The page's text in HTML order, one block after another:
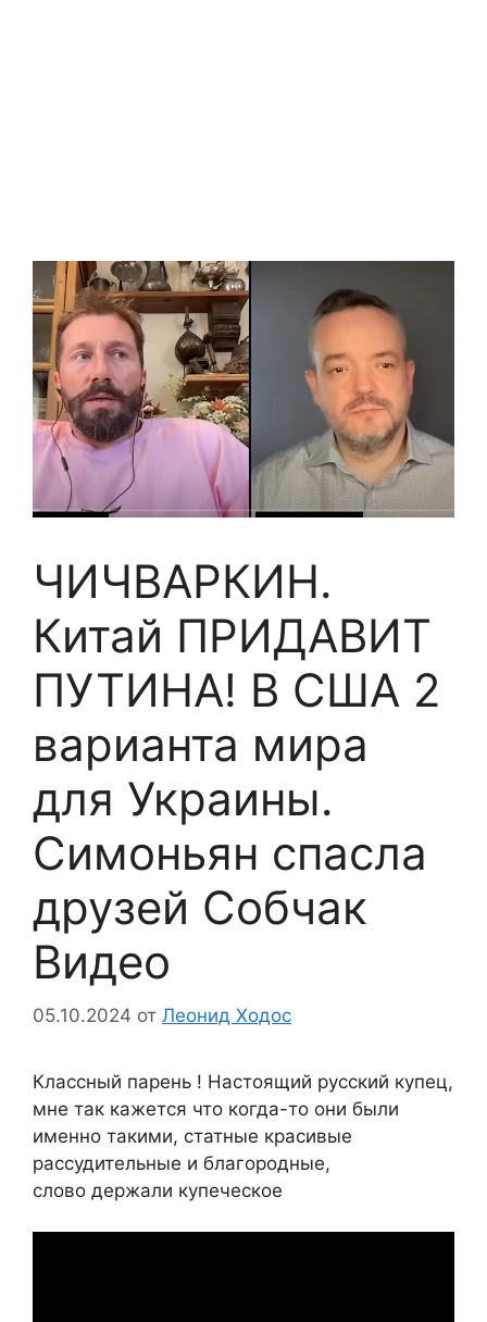
ЧИЧВАРКИН.
Китай ПРИДАВИТ
ПУТИНА! В США 2
варианта мира
для Украины.
Симоньян спасла
друзей Собчак
Видео
05.10.2024 от Леонид Ходос
Классный парень ! Настоящий русский купец,
мне так кажется что когда-то они были
именно такими, статные красивые
рассудительные и благородные,
слово держали купеческое